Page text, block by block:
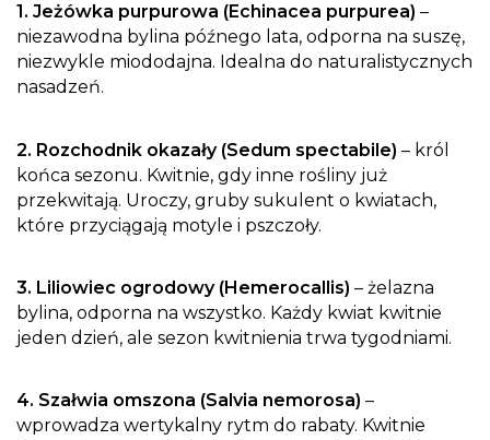
1. Jeżówka purpurowa (Echinacea purpurea) –
niezawodna bylina późnego lata, odporna na suszę,
niezwykle miododajna. Idealna do naturalistycznych
nasadzeń.
2. Rozchodnik okazały (Sedum spectabile) – król
końca sezonu. Kwitnie, gdy inne rośliny już
przekwitają. Uroczy, gruby sukulent o kwiatach,
które przyciągają motyle i pszczoły.
3. Liliowiec ogrodowy (Hemerocallis) – żelazna
bylina, odporna na wszystko. Każdy kwiat kwitnie
jeden dzień, ale sezon kwitnienia trwa tygodniami.
4. Szałwia omszona (Salvia nemorosa) –
wprowadza wertykalny rytm do rabaty. Kwitnie